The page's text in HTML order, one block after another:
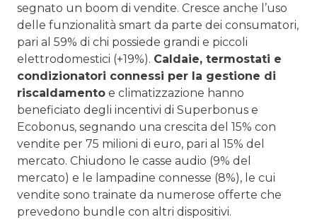
segnato un boom di vendite. Cresce anche l’uso
delle funzionalità smart da parte dei consumatori,
pari al 59% di chi possiede grandi e piccoli
elettrodomestici (+19%). Caldaie, termostati e
condizionatori connessi per la gestione di
riscaldamento e climatizzazione hanno
beneficiato degli incentivi di Superbonus e
Ecobonus, segnando una crescita del 15% con
vendite per 75 milioni di euro, pari al 15% del
mercato. Chiudono le casse audio (9% del
mercato) e le lampadine connesse (8%), le cui
vendite sono trainate da numerose offerte che
prevedono bundle con altri dispositivi.